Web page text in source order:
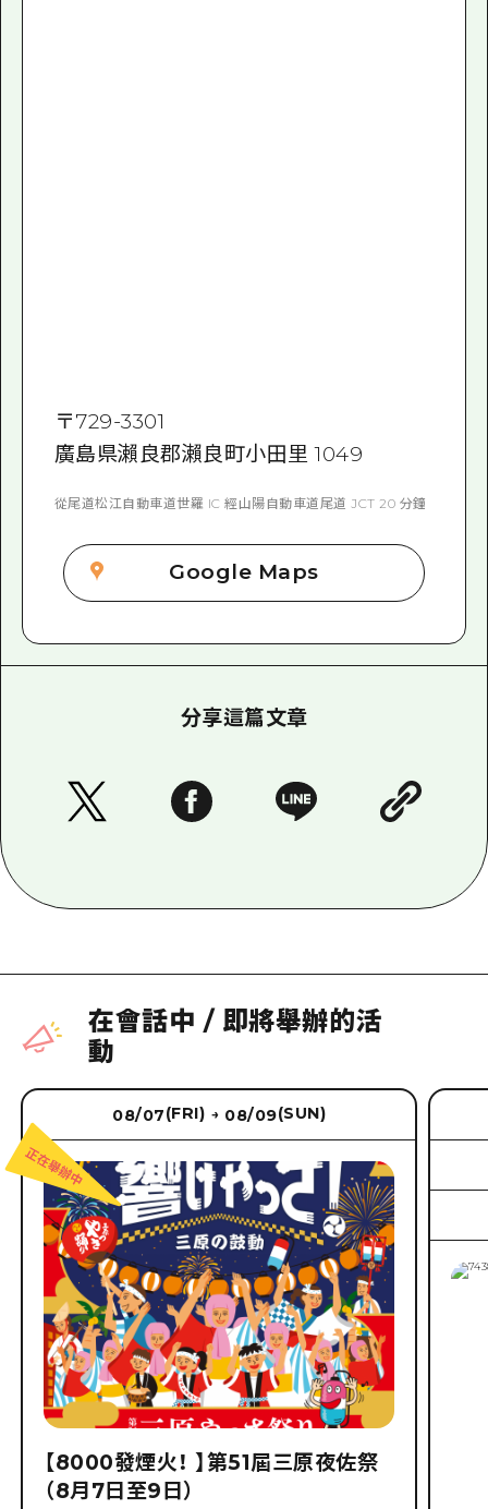
〒729-3301
廣島県瀨良郡瀨良町小田里 1049
從尾道松江自動車道世羅 IC 經山陽自動車道尾道 JCT 20 分鐘
Google Maps
分享這篇文章
在會話中 / 即將舉辦的活
動
08/07(FRI) → 08/09(SUN)
【8000發煙火！ 】第51屆三原夜佐祭
（8月7日至9日）